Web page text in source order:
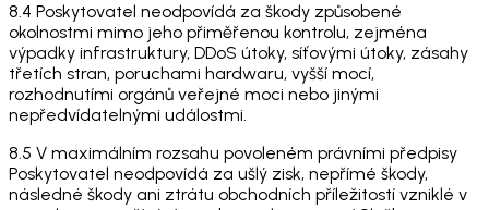
8.4 Poskytovatel neodpovídá za škody způsobené
okolnostmi mimo jeho přiměřenou kontrolu, zejména
výpadky infrastruktury, DDoS útoky, síťovými útoky, zásahy
třetích stran, poruchami hardwaru, vyšší mocí,
rozhodnutími orgánů veřejné moci nebo jinými
nepředvídatelnými událostmi.
8.5 V maximálním rozsahu povoleném právními předpisy
Poskytovatel neodpovídá za ušlý zisk, nepřímé škody,
následné škody ani ztrátu obchodních příležitostí vzniklé v